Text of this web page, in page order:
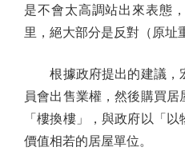
是不會太高調站出來表態
里，絕大部分是反對（原址
根據政府提出的建議，
員會出售業權，然後購買
「樓換樓」，與政府以「
價值相若的居屋單位。